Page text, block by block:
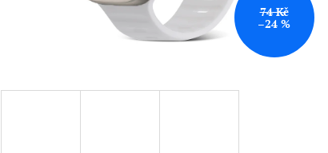
74 Kč
–24 %